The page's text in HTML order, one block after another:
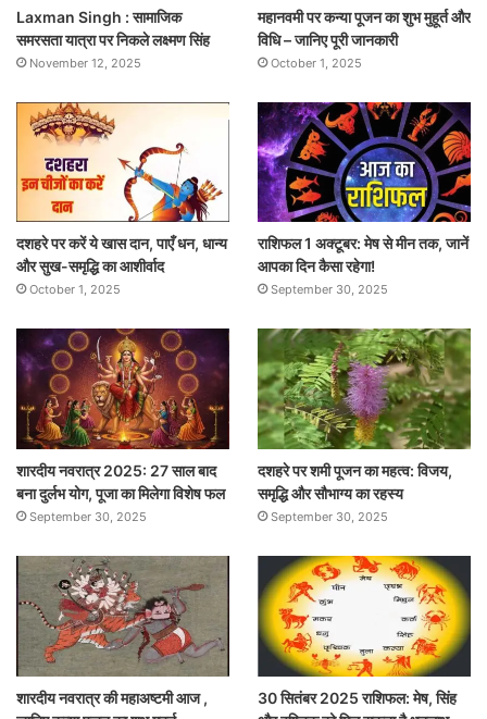
Laxman Singh : सामाजिक
समरसता यात्रा पर निकले लक्ष्मण सिंह
November 12, 2025
महानवमी पर कन्या पूजन का शुभ मुहूर्त और
विधि – जानिए पूरी जानकारी
October 1, 2025
दशहरे पर करें ये खास दान, पाएँ धन, धान्य
और सुख-समृद्धि का आशीर्वाद
October 1, 2025
राशिफल 1 अक्टूबर: मेष से मीन तक, जानें
आपका दिन कैसा रहेगा!
September 30, 2025
शारदीय नवरात्र 2025: 27 साल बाद
बना दुर्लभ योग, पूजा का मिलेगा विशेष फल
September 30, 2025
दशहरे पर शमी पूजन का महत्व: विजय,
समृद्धि और सौभाग्य का रहस्य
September 30, 2025
शारदीय नवरात्र की महाअष्टमी आज ,
30 सितंबर 2025 राशिफल: मेष, सिंह